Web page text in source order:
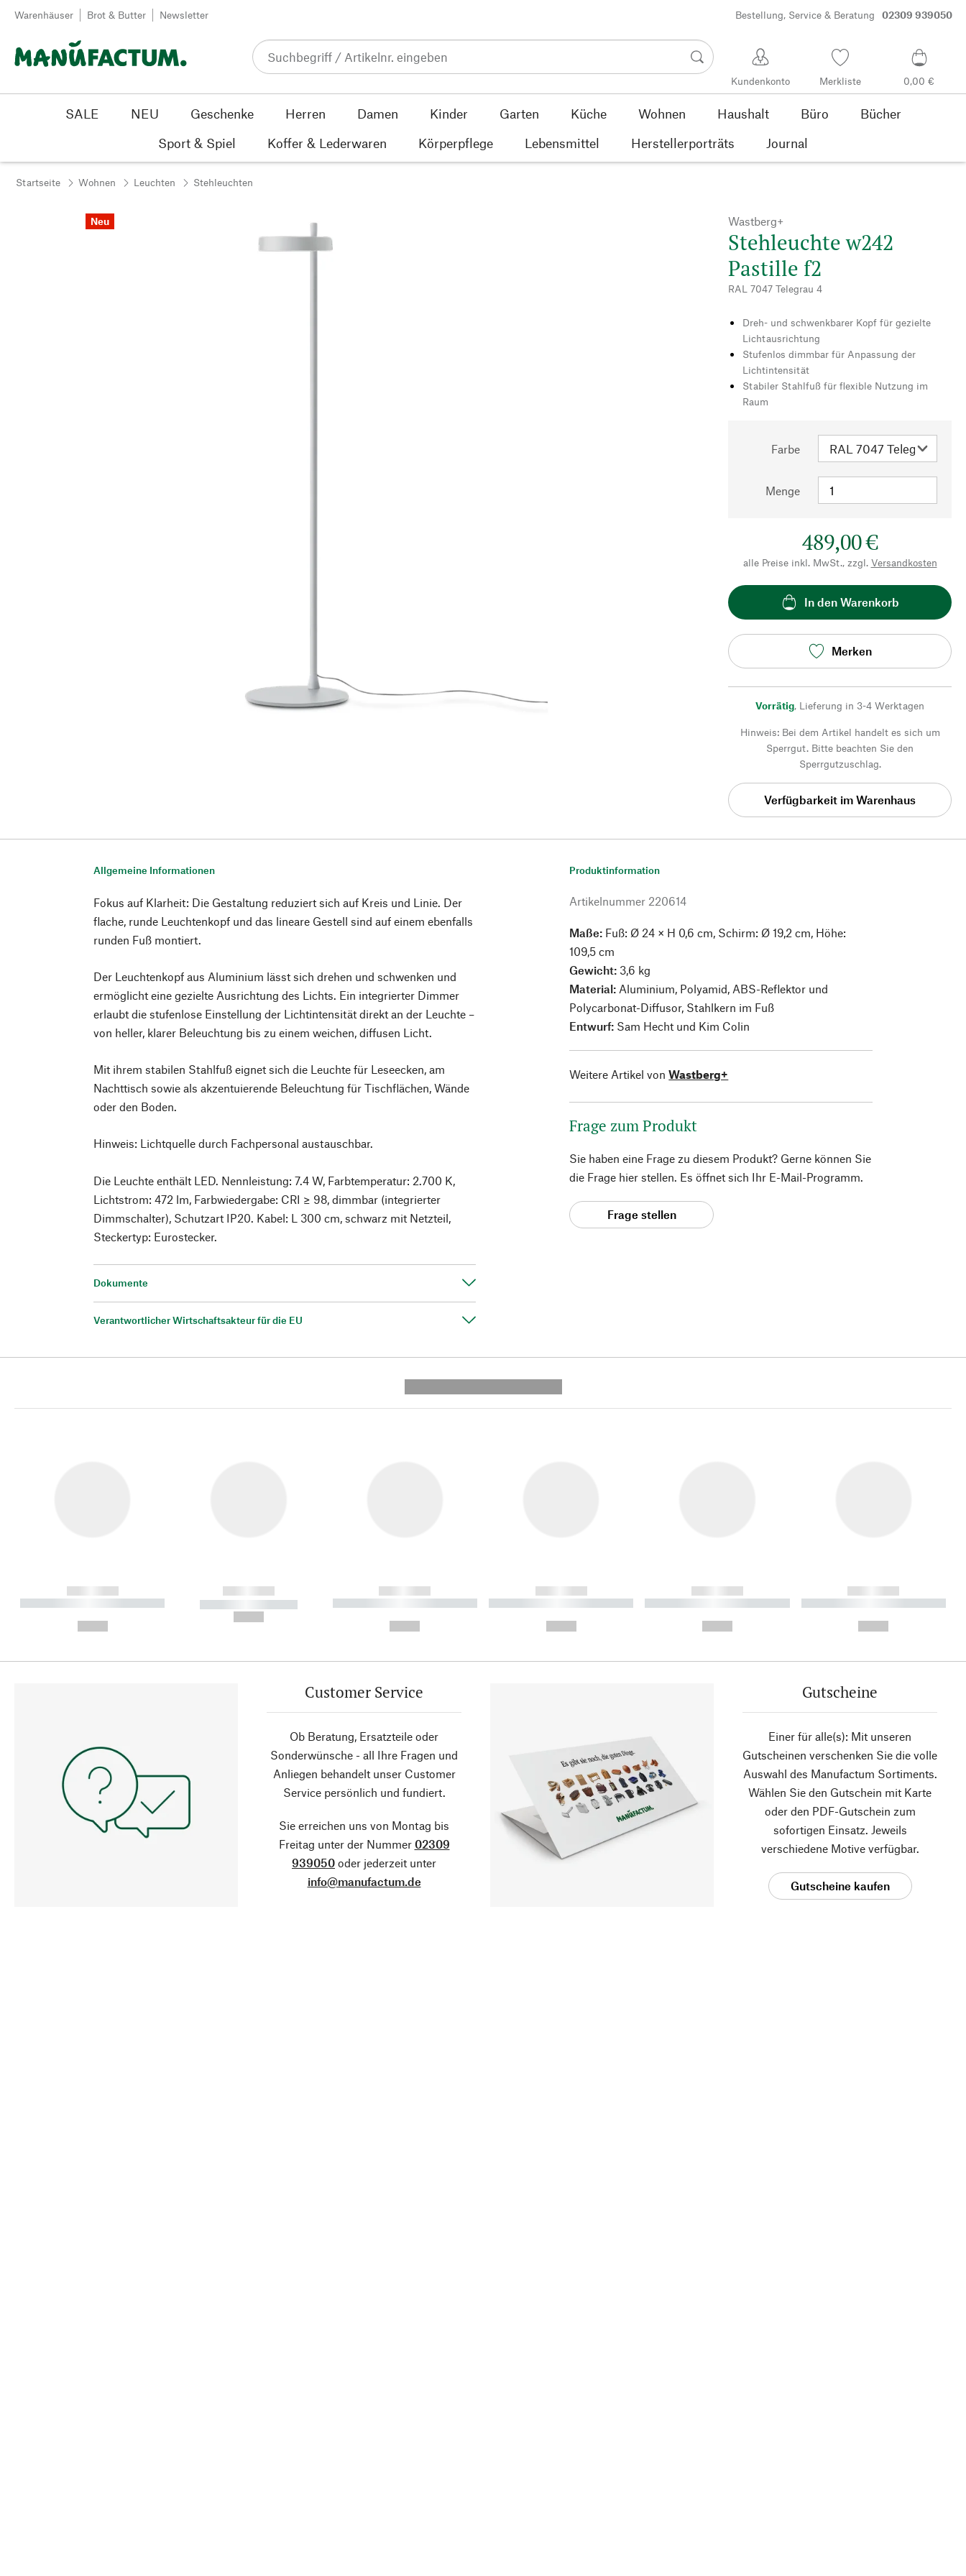
Zum Inhalt springen
Warenhäuser Brot & Butter Newsletter Bestellung, Service & Beratung 02309 939050
Kundenkonto Merkliste 0,00 €
SALE NEU Geschenke Herren Damen Kinder Garten Küche Wohnen Haushalt Büro
Bücher
Sport & Spiel
Koffer & Lederwaren Körperpflege Lebensmittel Herstellerporträts Journal
Startseite Wohnen Leuchten Stehleuchten
Neu Wastberg+
Stehleuchte w242
Pastille f2
RAL 7047 Telegrau 4
Dreh- und schwenkbarer Kopf für gezielte
Lichtausrichtung
Stufenlos dimmbar für Anpassung der
Lichtintensität
Stabiler Stahlfuß für flexible Nutzung im
Raum
Farbe
Menge
489,00 €
alle Preise inkl. MwSt., zzgl. Versandkosten
In den Warenkorb
Merken
Vorrätig, Lieferung in 3-4 Werktagen
Hinweis: Bei dem Artikel handelt es sich um
Sperrgut. Bitte beachten Sie den
Sperrgutzuschlag.
Verfügbarkeit im Warenhaus
Allgemeine Informationen
Fokus auf Klarheit: Die Gestaltung reduziert sich auf Kreis und Linie. Der
flache, runde Leuchtenkopf und das lineare Gestell sind auf einem ebenfalls
runden Fuß montiert.
Der Leuchtenkopf aus Aluminium lässt sich drehen und schwenken und
ermöglicht eine gezielte Ausrichtung des Lichts. Ein integrierter Dimmer
erlaubt die stufenlose Einstellung der Lichtintensität direkt an der Leuchte –
von heller, klarer Beleuchtung bis zu einem weichen, diffusen Licht.
Mit ihrem stabilen Stahlfuß eignet sich die Leuchte für Leseecken, am
Nachttisch sowie als akzentuierende Beleuchtung für Tischflächen, Wände
oder den Boden.
Hinweis: Lichtquelle durch Fachpersonal austauschbar.
Die Leuchte enthält LED. Nennleistung: 7.4 W, Farbtemperatur: 2.700 K,
Lichtstrom: 472 lm, Farbwiedergabe: CRI ≥ 98, dimmbar (integrierter
Dimmschalter), Schutzart IP20. Kabel: L 300 cm, schwarz mit Netzteil,
Steckertyp: Eurostecker.
Dokumente
Verantwortlicher Wirtschaftsakteur für die EU
Produktinformation
Artikelnummer 220614
Maße: Fuß: Ø 24 × H 0,6 cm, Schirm: Ø 19,2 cm, Höhe:
109,5 cm
Gewicht: 3,6 kg
Material: Aluminium, Polyamid, ABS-Reflektor und
Polycarbonat-Diffusor, Stahlkern im Fuß
Entwurf: Sam Hecht und Kim Colin
Weitere Artikel von Wastberg+
Frage zum Produkt
Sie haben eine Frage zu diesem Produkt? Gerne können Sie
die Frage hier stellen. Es öffnet sich Ihr E-Mail-Programm.
Frage stellen
------------
----------- ----------- ----------
------------
----------- -----------
------------
----------- ----------- ----------
------------
----------- ----------- ----------
------------
----------- ----------- ----------
------------
----------- ----------- ----------
Customer Service
Ob Beratung, Ersatzteile oder
Sonderwünsche - all Ihre Fragen und
Anliegen behandelt unser Customer
Service persönlich und fundiert.
Sie erreichen uns von Montag bis
Freitag unter der Nummer 02309
939050 oder jederzeit unter
info@manufactum.de
Gutscheine
Einer für alle(s): Mit unseren
Gutscheinen verschenken Sie die volle
Auswahl des Manufactum Sortiments.
Wählen Sie den Gutschein mit Karte
oder den PDF-Gutschein zum
sofortigen Einsatz. Jeweils
verschiedene Motive verfügbar.
Gutscheine kaufen